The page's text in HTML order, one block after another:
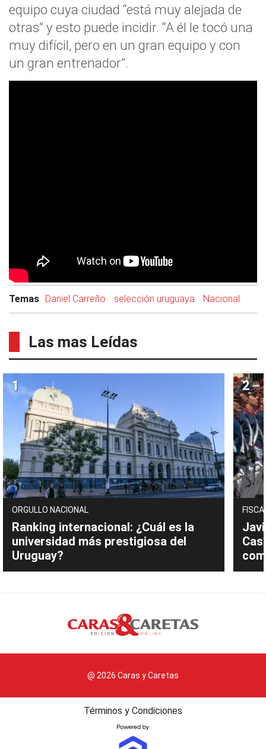
equipo cuya ciudad “está muy alejada de
otras” y esto puede incidir. “A él le tocó una
muy difícil, pero en un gran equipo y con
un gran entrenador”.
Temas Daniel Carreño selección uruguaya Nacional
Las mas Leídas
ORGULLO NACIONAL
Ranking internacional: ¿Cuál es la
universidad más prestigiosa del
Uruguay?
@ 2026 Caras y Caretas
Términos y Condiciones